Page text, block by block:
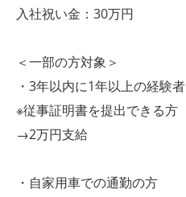
入社祝い金：30万円
＜一部の方対象＞
・3年以内に1年以上の経験者
※従事証明書を提出できる方
→2万円支給
・自家用車での通勤の方